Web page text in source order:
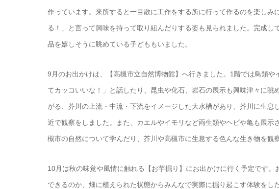
作っています。来所すると一目散に工作をする所に行って作るのを楽しみ
る！」と言って興味を持って取り組んだりする姿も見られました。完成
品を嬉しそうに眺めている子どももいました。
9月のお出かけは、【高槻市立自然博物館】へ行きました。1階では鳥類や
てカッコいいな！」と話したり、昆虫や化石、岩石の展示も興味津々に
がる、芥川の上流・中流・下流をイメージした大水槽があり、芥川に生息
近で観察をしました。また、カエルやイモリなど両生類やヘビや亀も展
槻市の自然について学んだり、芥川や高槻市に生息する色んな生き物を観
10月は秋の味覚や風情に触れる【お芋掘り】にお出かけに行く予定です
できるのか、畑に植えられた状態からみんなで実際に掘り起こす体験を